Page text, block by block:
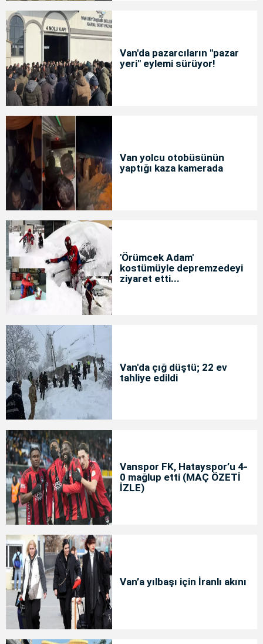
Van'da pazarcıların "pazar
yeri" eylemi sürüyor!
Van yolcu otobüsünün
yaptığı kaza kamerada
'Örümcek Adam'
kostümüyle depremzedeyi
ziyaret etti...
Van'da çığ düştü; 22 ev
tahliye edildi
Vanspor FK, Hatayspor’u 4-
0 mağlup etti (MAÇ ÖZETİ
İZLE)
Van’a yılbaşı için İranlı akını